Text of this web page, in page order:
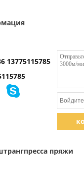
13775115785
пряжи